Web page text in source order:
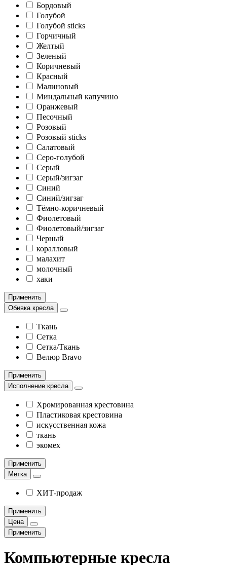
Бордовый
Голубой
Голубой sticks
Горчичный
Желтый
Зеленый
Коричневый
Красный
Малиновый
Миндальный капучино
Оранжевый
Песочный
Розовый
Розовый sticks
Салатовый
Серо-голубой
Серый
Серый/зигзаг
Синий
Синий/зигзаг
Тёмно-коричневый
Фиолетовый
Фиолетовый/зигзаг
Черный
коралловый
малахит
молочный
хаки
Применить
Обивка кресла
Ткань
Сетка
Сетка/Ткань
Велюр Bravo
Применить
Исполнение кресла
Хромированная крестовина
Пластиковая крестовина
искусственная кожа
ткань
экомех
Применить
Метка
ХИТ-продаж
Применить
Цена
Применить
Компьютерные кресла